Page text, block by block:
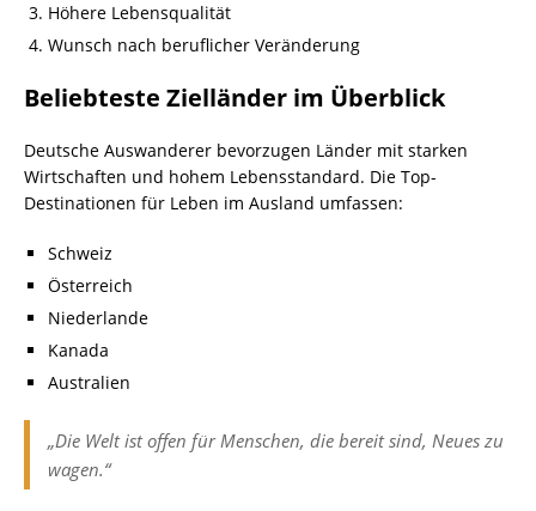
Höhere Lebensqualität
Wunsch nach beruflicher Veränderung
Beliebteste Zielländer im Überblick
Deutsche Auswanderer bevorzugen Länder mit starken
Wirtschaften und hohem Lebensstandard. Die Top-
Destinationen für Leben im Ausland umfassen:
Schweiz
Österreich
Niederlande
Kanada
Australien
„Die Welt ist offen für Menschen, die bereit sind, Neues zu
wagen.“